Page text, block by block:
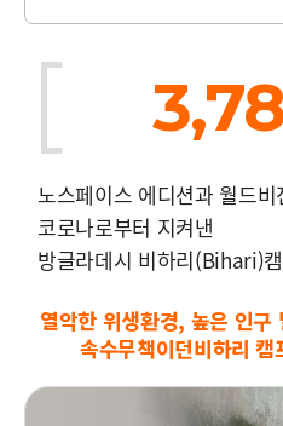
노스페이스 에디션과 월드비
코로나로부터 지켜낸
방글라데시 비하리(Bihari)
열악한 위생환경, 높은 인구
속수무책이던비하리 캠